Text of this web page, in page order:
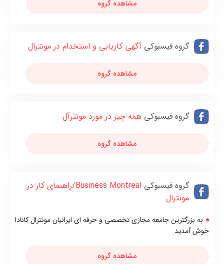
مشاهده گروه
گروه فیسبوکی آگهی کاریابی و استخدام در مونترال
مشاهده گروه
گروه فیسبوکی همه چیز در مورد مونترآل
مشاهده گروه
گروه فیسبوکی
Business Montreal/راهنمای کار در
مونترال
به بزرگترین جامعه مجازی تخصصی و حرفه ای ایرانیان مونترال کانادا
خوش آمدید
مشاهده گروه